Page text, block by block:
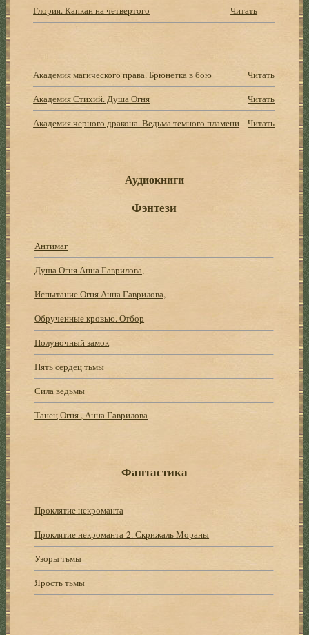
Глория. Капкан на четвертого Читать
Академия магического права. Брюнетка в бою
Читать
Академия Стихий. Душа Огня
Читать
Академия черного дракона. Ведьма темного пламени
Читать
Аудиокниги
Фэнтези
Антимаг
Душа Огня Анна Гаврилова,
Испытание Огня Анна Гаврилова,
Обрученные кровью. Отбор
Полуночный замок
Пять сердец тьмы
Сила ведьмы
Танец Огня , Анна Гаврилова
Фантастика
Проклятие некроманта
Проклятие некроманта-2. Скрижаль Мораны
Узоры тьмы
Ярость тьмы